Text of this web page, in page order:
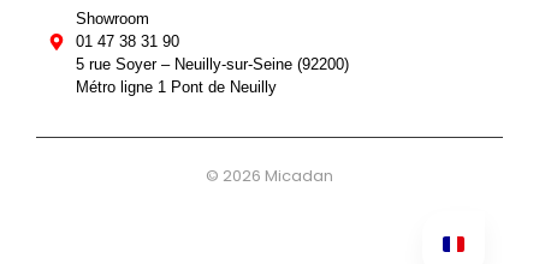
Showroom
01 47 38 31 90
5 rue Soyer – Neuilly-sur-Seine (92200)
Métro ligne 1 Pont de Neuilly
© 2026 Micadan